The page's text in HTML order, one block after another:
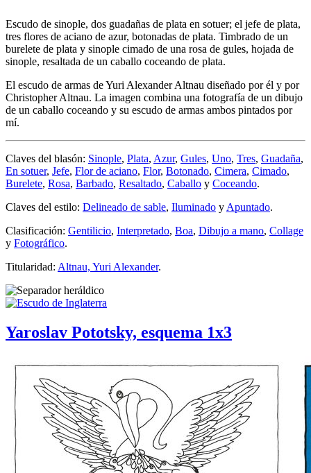
Escudo de sinople, dos guadañas de plata en sotuer; el jefe de plata,
tres flores de aciano de azur, botonadas de plata. Timbrado de un
burelete de plata y sinople cimado de una rosa de gules, hojada de
sinople, resaltada de un caballo coceando de plata.
El escudo de armas de Yuri Alexander Altnau diseñado por él y por
Christopher Altnau. La imagen combina una fotografía de un dibujo
de un caballo coceando y su escudo de armas ambos pintados por
mí.
Claves del blasón: Sinople, Plata, Azur, Gules, Uno, Tres, Guadaña,
En sotuer, Jefe, Flor de aciano, Flor, Botonado, Cimera, Cimado,
Burelete, Rosa, Barbado, Resaltado, Caballo y Coceando.
Claves del estilo: Delineado de sable, Iluminado y Apuntado.
Clasificación: Gentilicio, Interpretado, Boa, Dibujo a mano, Collage
y Fotográfico.
Titularidad: Altnau, Yuri Alexander.
Yaroslav Pototsky, esquema 1x3